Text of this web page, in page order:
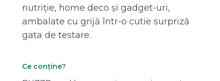
nutriție, home deco și gadget-uri,
ambalate cu grijă într-o cutie surpriză
gata de testare.
Ce conține?